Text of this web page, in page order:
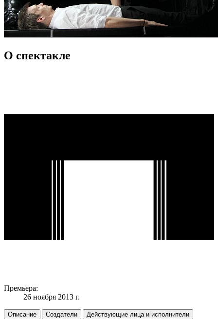
О спектакле
Премьера:
26 ноября 2013 г.
Описание Создатели Действующие лица и исполнители